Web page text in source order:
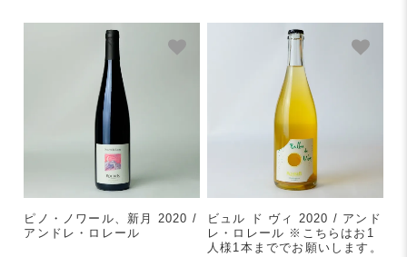
ピノ・ノワール、新月 2020 /
アンドレ・ロレール
ビュル ド ヴィ 2020 / アンド
レ・ロレール ※こちらはお1
人様1本まででお願いします。